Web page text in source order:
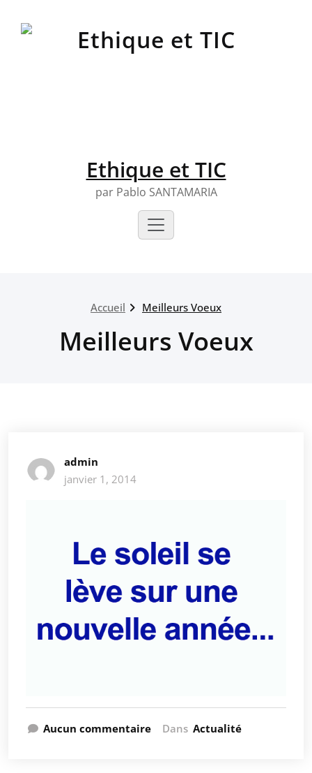
Ethique et TIC
par Pablo SANTAMARIA
Accueil Meilleurs Voeux
Meilleurs Voeux
admin
janvier 1, 2014
Aucun commentaire Dans Actualité